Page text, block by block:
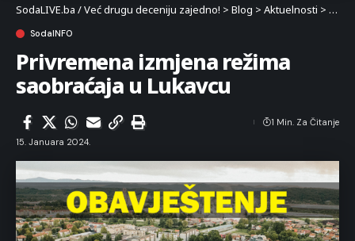
SodaLIVE.ba / Već drugu deceniju zajedno! > Blog > Aktuelnosti >
SodaINFO
Privremena izmjena režima
saobraćaja u Lukavcu
15. Januara 2024.
1 Min. Za Čitanje